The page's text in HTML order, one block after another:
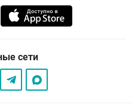
сети